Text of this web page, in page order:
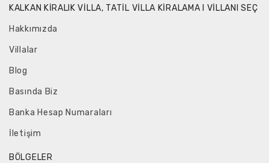
KALKAN KIRALIK VILLA, TATIL VILLA KIRALAMA I VILLANI SEÇ
Hakkımızda
Villalar
Blog
Basında Biz
Banka Hesap Numaraları
İletişim
BÖLGELER